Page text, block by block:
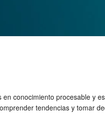
conocimiento procesable y
tendencias y tomar